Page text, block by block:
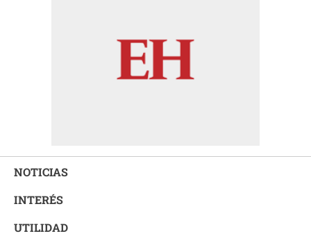
NOTICIAS
INTERÉS
UTILIDAD